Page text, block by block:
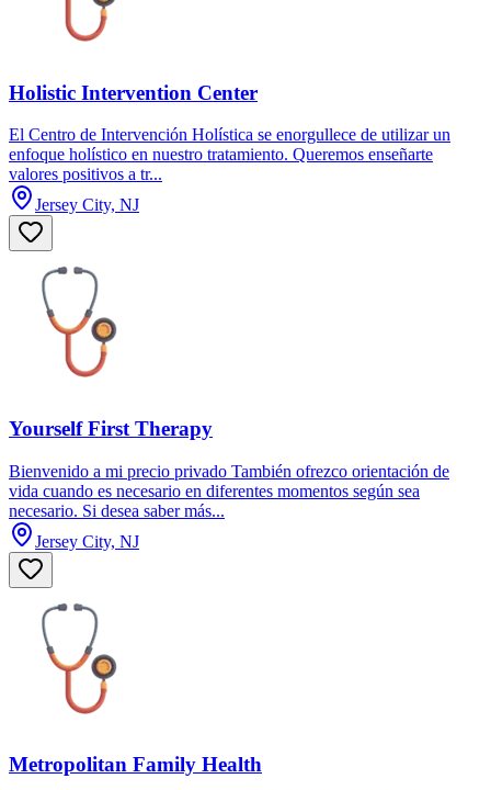
Holistic Intervention Center
El Centro de Intervención Holística se enorgullece de utilizar un
enfoque holístico en nuestro tratamiento. Queremos enseñarte
valores positivos a tr...
Jersey City, NJ
Yourself First Therapy
Bienvenido a mi precio privado También ofrezco orientación de
vida cuando es necesario en diferentes momentos según sea
necesario. Si desea saber más...
Jersey City, NJ
Metropolitan Family Health